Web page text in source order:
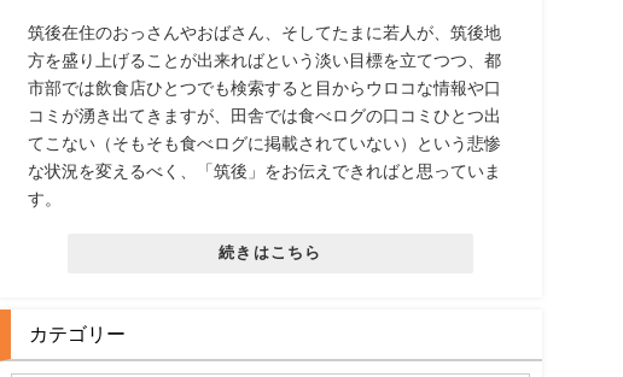
筑後在住のおっさんやおばさん、そしてたまに若人が、筑後地
方を盛り上げることが出来ればという淡い目標を立てつつ、都
市部では飲食店ひとつでも検索すると目からウロコな情報や口
コミが湧き出てきますが、田舎では食べログの口コミひとつ出
てこない（そもそも食べログに掲載されていない）という悲惨
な状況を変えるべく、「筑後」をお伝えできればと思っていま
す。
続きはこちら
カテゴリー